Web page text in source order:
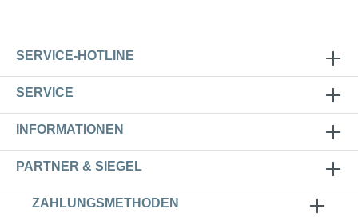
SERVICE-HOTLINE
SERVICE
INFORMATIONEN
PARTNER & SIEGEL
ZAHLUNGSMETHODEN